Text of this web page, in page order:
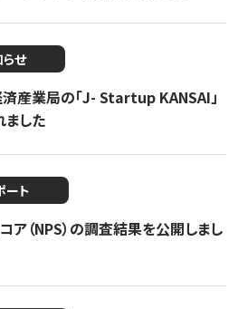
せ
産業局の「J- Startup KANSAI」
した
ート
ア（NPS）の調査結果を公開しまし